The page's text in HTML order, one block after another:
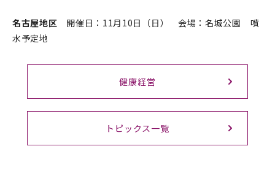
名古屋地区 開催日：11月10日（日） 会場：名城公園 噴
水予定地
健康経営
トピックス一覧